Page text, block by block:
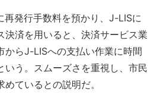
発行手数料を預かり、J-LISに
決済を用いると、決済サービス業
からJ-LISへの支払い作業に時間
いう。スムーズさを重視し、市民
ているとの説明だ。